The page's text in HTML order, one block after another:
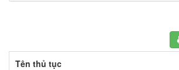
Tên thủ tục